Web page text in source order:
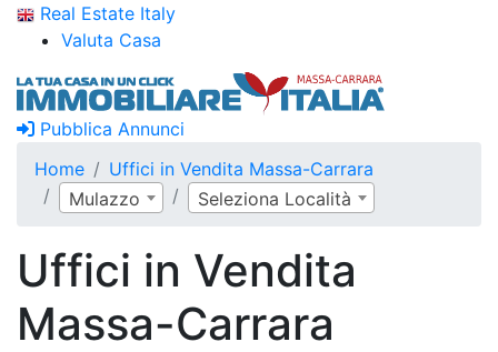
Real Estate Italy
Valuta Casa
Pubblica Annunci
Home
Uffici in Vendita Massa-Carrara
Mulazzo
Seleziona Località
Uffici in Vendita
Massa-Carrara